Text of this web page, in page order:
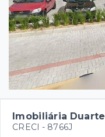
Imobiliária Duarte
CRECI - 8766J